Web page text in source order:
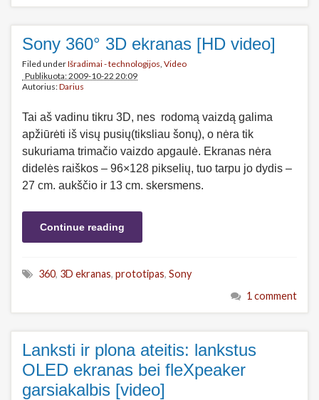
Sony 360° 3D ekranas [HD video]
Filed underIšradimai - technologijos Video
Publikuota: 2009-10-22 20:09
Autorius:Darius
Tai aš vadinu tikru 3D, nes rodomą vaizdą galima
apžiūrėti iš visų pusių(tiksliau šonų), o nėra tik
sukuriama trimačio vaizdo apgaulė. Ekranas nėra
didelės raiškos – 96×128 pikselių, tuo tarpu jo dydis –
27 cm. aukščio ir 13 cm. skersmens.
Continue reading
360, 3D ekranas, prototipas, Sony
1 comment
Lanksti ir plona ateitis: lankstus
OLED ekranas bei fleXpeaker
garsiakalbis [video]